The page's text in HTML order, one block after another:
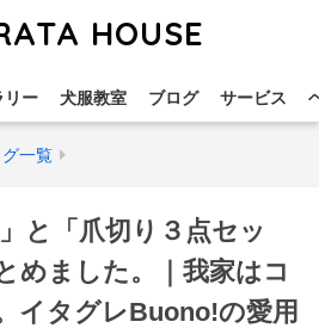
HOUSE
リー 犬服教室 ブログ サービス
一覧
と「爪切り３点セッ
めました。｜我家はコ
イタグレBuono!の愛用